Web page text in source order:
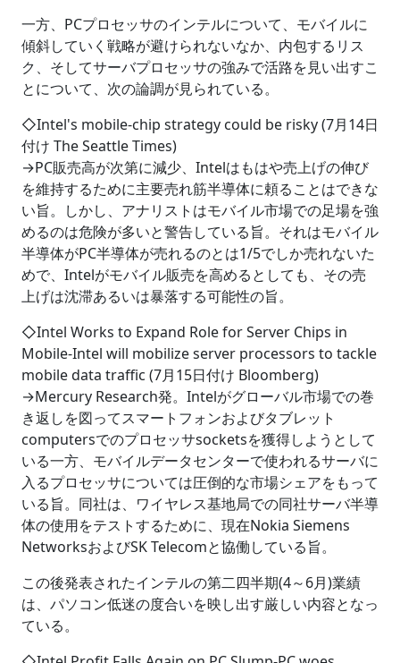
一方、PCプロセッサのインテルについて、モバイルに
傾斜していく戦略が避けられないなか、内包するリス
ク、そしてサーバプロセッサの強みで活路を見い出すこ
とについて、次の論調が見られている。
◇Intel's mobile-chip strategy could be risky (7月14日
付け The Seattle Times)
→PC販売高が次第に減少、Intelはもはや売上げの伸び
を維持するために主要売れ筋半導体に頼ることはできな
い旨。しかし、アナリストはモバイル市場での足場を強
めるのは危険が多いと警告している旨。それはモバイル
半導体がPC半導体が売れるのとは1/5でしか売れないた
めで、Intelがモバイル販売を高めるとしても、その売
上げは沈滞あるいは暴落する可能性の旨。
◇Intel Works to Expand Role for Server Chips in
Mobile-Intel will mobilize server processors to tackle
mobile data traffic (7月15日付け Bloomberg)
→Mercury Research発。Intelがグローバル市場での巻
き返しを図ってスマートフォンおよびタブレット
computersでのプロセッサsocketsを獲得しようとして
いる一方、モバイルデータセンターで使われるサーバに
入るプロセッサについては圧倒的な市場シェアをもって
いる旨。同社は、ワイヤレス基地局での同社サーバ半導
体の使用をテストするために、現在Nokia Siemens
NetworksおよびSK Telecomと協働している旨。
この後発表されたインテルの第二四半期(4～6月)業績
は、パソコン低迷の度合いを映し出す厳しい内容となっ
ている。